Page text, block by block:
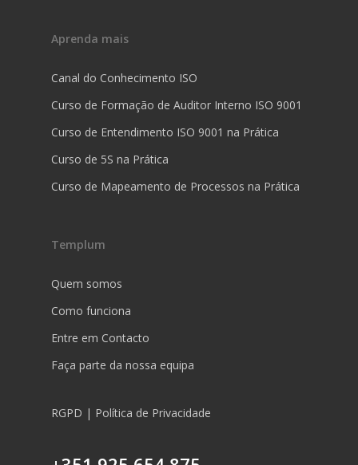
Aprenda mais
Canal do Conhecimento ISO
Curso de Formação de Auditor Interno ISO 9001
Curso de Entendimento ISO 9001 na Prática
Curso de 5S na Prática
Curso de Mapeamento de Processos na Prática
Templum
Quem somos
Como funciona
Entre em Contacto
Faça parte da nossa equipa
RGPD | Política de Privacidade